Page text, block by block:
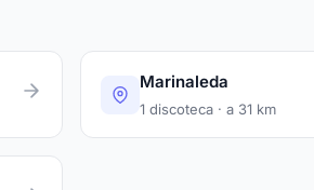
Marinaleda
1 discoteca · a 31 km